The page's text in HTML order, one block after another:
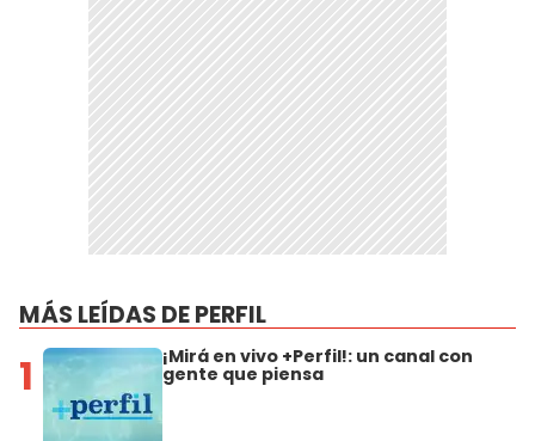
MÁS LEÍDAS DE PERFIL
1 ¡Mirá en vivo +Perfil!: un canal con
gente que piensa